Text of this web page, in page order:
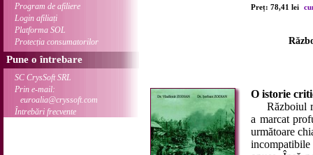
Program de afiliere
Login afiliați
Platforma SOL
Protecția consumatorilor
Pune o întrebare
SC CrysSoft SRL
Prin e-mail:
euroalia@cryssoft.com
Întrebări frecvente
Preț: 78,41 lei
O istorie
Războiul
a marcat
următoare